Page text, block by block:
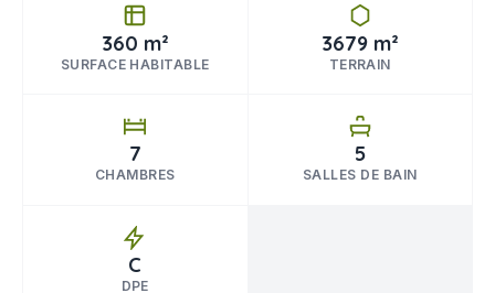
360 m²
SURFACE HABITABLE
3679 m²
TERRAIN
7
CHAMBRES
5
SALLES DE BAIN
C
DPE